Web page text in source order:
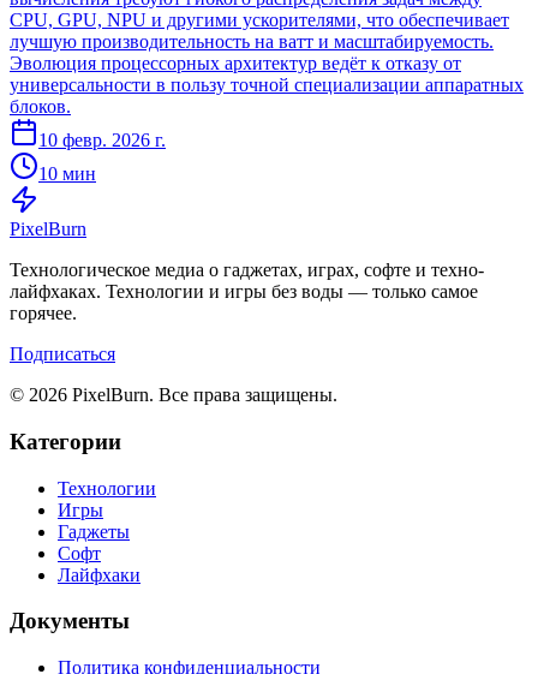
CPU, GPU, NPU и другими ускорителями, что обеспечивает
лучшую производительность на ватт и масштабируемость.
Эволюция процессорных архитектур ведёт к отказу от
универсальности в пользу точной специализации аппаратных
блоков.
10 февр. 2026 г.
10 мин
PixelBurn
Технологическое медиа о гаджетах, играх, софте и техно-
лайфхаках. Технологии и игры без воды — только самое
горячее.
Подписаться
© 2026 PixelBurn. Все права защищены.
Категории
Технологии
Игры
Гаджеты
Софт
Лайфхаки
Документы
Политика конфиденциальности